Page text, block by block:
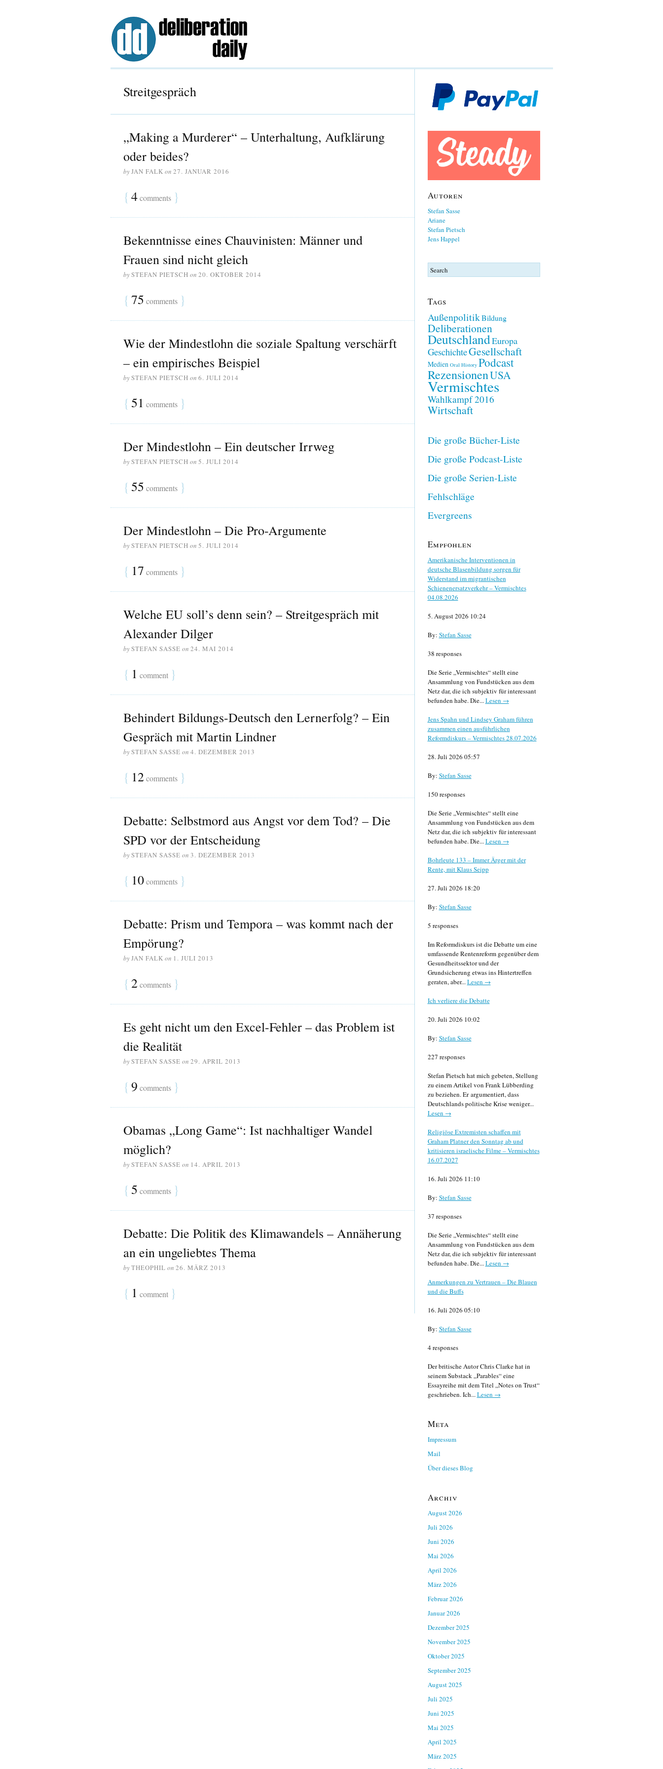
Streitgespräch
„Making a Murderer“ – Unterhaltung, Aufklärung
oder beides?
byJAN FALK on 27. JANUAR 2016
{ 4comments }
Bekenntnisse eines Chauvinisten: Männer und
Frauen sind nicht gleich
bySTEFAN PIETSCH on 20. OKTOBER 2014
{ 75 comments }
Wie der Mindestlohn die soziale Spaltung verschärft
– ein empirisches Beispiel
bySTEFAN PIETSCH on 6. JULI 2014
{ 51 comments }
Der Mindestlohn – Ein deutscher Irrweg
bySTEFAN PIETSCH on 5. JULI 2014
{ 55 comments }
Der Mindestlohn – Die Pro-Argumente
bySTEFAN PIETSCH on 5. JULI 2014
{ 17 comments }
Welche EU soll’s denn sein? – Streitgespräch mit
Alexander Dilger
bySTEFAN SASSE on 24. MAI 2014
{ 1 comment }
Behindert Bildungs-Deutsch den Lernerfolg? – Ein
Gespräch mit Martin Lindner
bySTEFAN SASSE on 4. DEZEMBER 2013
{ 12comments }
Debatte: Selbstmord aus Angst vor dem Tod? – Die
SPD vor der Entscheidung
bySTEFAN SASSE on 3. DEZEMBER 2013
{ 10comments }
Debatte: Prism und Tempora – was kommt nach der
Empörung?
byJAN FALK on 1. JULI 2013
{ 2comments }
Es geht nicht um den Excel-Fehler – das Problem ist
die Realität
bySTEFAN SASSE on 29. APRIL 2013
{ 9 comments }
Obamas „Long Game“: Ist nachhaltiger Wandel
möglich?
bySTEFAN SASSE on 14. APRIL 2013
{ 5 comments }
Debatte: Die Politik des Klimawandels – Annäherung
an ein ungeliebtes Thema
byTHEOPHIL on 26. MÄRZ 2013
{ 1 comment }
Autoren
Stefan Sasse
Ariane
Stefan Pietsch
Jens Happel
Tags
AußenpolitikBildung
Deliberationen
DeutschlandEuropa
GeschichteGesellschaft
Medien Oral History Podcast
RezensionenUSA
Vermischtes
Wahlkampf 2016
Wirtschaft
Die große Bücher-Liste
Die große Podcast-Liste
Die große Serien-Liste
Fehlschläge
Evergreens
Empfohlen
Amerikanische Interventionen in
deutsche Blasenbildung sorgen für
Widerstand im migrantischen
Schienenersatzverkehr – Vermischtes
04.08.2026
5. August 2026 10:24
By: Stefan Sasse
38 responses
Die Serie „Vermischtes“ stellt eine
Ansammlung von Fundstücken aus dem
Netz dar, die ich subjektiv für interessant
befunden habe. Die...Lesen →
Jens Spahn und Lindsey Graham führen
zusammen einen ausführlichen
Reformdiskurs – Vermischtes 28.07.2026
28. Juli 2026 05:57
By: Stefan Sasse
150 responses
Die Serie „Vermischtes“ stellt eine
Ansammlung von Fundstücken aus dem
Netz dar, die ich subjektiv für interessant
befunden habe. Die...Lesen →
Bohrleute 133 – Immer Ärger mit der
Rente, mit Klaus Seipp
27. Juli 2026 18:20
By: Stefan Sasse
5 responses
Im Reformdiskurs ist die Debatte um eine
umfassende Rentenreform gegenüber dem
Gesundheitssektor und der
Grundsicherung etwas ins Hintertreffen
geraten, aber...Lesen →
Ich verliere die Debatte
20. Juli 2026 10:02
By: Stefan Sasse
227 responses
Stefan Pietsch hat mich gebeten, Stellung
zu einem Artikel von Frank Lübberding
zu beziehen. Er argumentiert, dass
Deutschlands politische Krise weniger...
Lesen →
Religiöse Extremisten schaffen mit
Graham Platner den Sonntag ab und
kritisieren israelische Filme – Vermischtes
16.07.2027
16. Juli 2026 11:10
By: Stefan Sasse
37 responses
Die Serie „Vermischtes“ stellt eine
Ansammlung von Fundstücken aus dem
Netz dar, die ich subjektiv für interessant
befunden habe. Die...Lesen →
Anmerkungen zu Vertrauen – Die Blauen
und die Buffs
16. Juli 2026 05:10
By: Stefan Sasse
4 responses
Der britische Autor Chris Clarke hat in
seinem Substack „Parables“ eine
Essayreihe mit dem Titel „Notes on Trust“
geschrieben. Ich...Lesen →
Meta
Impressum
Mail
Über dieses Blog
Archiv
August 2026
Juli 2026
Juni 2026
Mai 2026
April 2026
März 2026
Februar 2026
Januar 2026
Dezember 2025
November 2025
Oktober 2025
September 2025
August 2025
Juli 2025
Juni 2025
Mai 2025
April 2025
März 2025